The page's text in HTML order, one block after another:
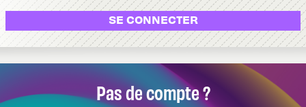
Pas de compte ?
SE CONNECTER